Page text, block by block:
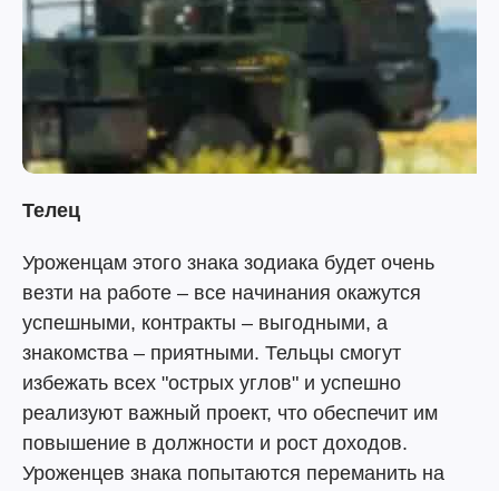
Телец
Уроженцам этого знака зодиака будет очень
везти на работе – все начинания окажутся
успешными, контракты – выгодными, а
знакомства – приятными. Тельцы смогут
избежать всех "острых углов" и успешно
реализуют важный проект, что обеспечит им
повышение в должности и рост доходов.
Уроженцев знака попытаются переманить на